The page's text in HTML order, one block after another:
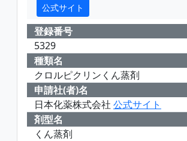
公式サイト
登録番号
5329
種類名
クロルピクリンくん蒸剤
申請社(者)名
日本化薬株式会社 公式サイト
剤型名
くん蒸剤